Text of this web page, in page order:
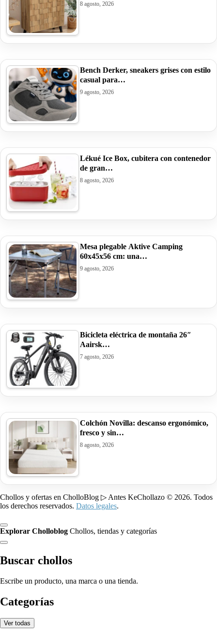
8 agosto, 2026
Bench Derker, sneakers grises con estilo
casual para…
9 agosto, 2026
Lékué Ice Box, cubitera con contenedor
de gran…
8 agosto, 2026
Mesa plegable Aktive Camping
60x45x56 cm: una…
9 agosto, 2026
Bicicleta eléctrica de montaña 26″
Aairsk…
7 agosto, 2026
Colchón Novilla: descanso ergonómico,
fresco y sin…
8 agosto, 2026
Chollos y ofertas en CholloBlog ▷ Antes KeChollazo © 2026. Todos
los derechos reservados. Datos legales.
Explorar Cholloblog Chollos, tiendas y categorías
Buscar chollos
Escribe un producto, una marca o una tienda.
Categorías
Ver todas